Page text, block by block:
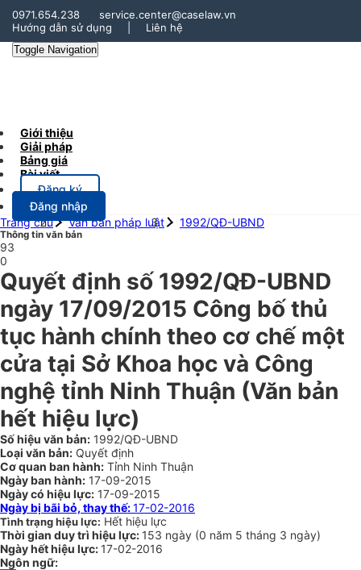
0971.654.238
service.center@caselaw.vn
Hướng dẫn sử dụng
Liên hệ
Toggle Navigation
Giới thiệu
Giải pháp
Bảng giá
Bài viết
Đăng ký
Đăng nhập
Trang chủ
Văn bản pháp luật 1992/QĐ-UBND
Thông tin văn bản
93
0
Quyết định số 1992/QĐ-UBND
ngày 17/09/2015 Công bố thủ
tục hành chính theo cơ chế một
cửa tại Sở Khoa học và Công
nghệ tỉnh Ninh Thuận (Văn bản
hết hiệu lực)
Số hiệu văn bản: 1992/QĐ-UBND
Loại văn bản: Quyết định
Cơ quan ban hành: Tỉnh Ninh Thuận
Ngày ban hành: 17-09-2015
Ngày có hiệu lực: 17-09-2015
Ngày bị bãi bỏ, thay thế:17-02-2016
Tình trạng hiệu lực: Hết hiệu lực
Thời gian duy trì hiệu lực: 153 ngày (0 năm 5 tháng 3 ngày)
Ngày hết hiệu lực: 17-02-2016
Ngôn ngữ: